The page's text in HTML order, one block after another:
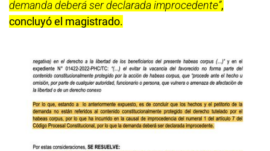
de concluir que los hechos y el petitorio de la
demanda no están referidos al contenido
por el hábeas corpus, por lo que ha incurrido en la
causal de improcedencia del numeral 1 del artículo 7
del Código Procesal Constitucional, por lo que la
demanda deberá ser declarada improcedente”,
concluyó el magistrado.